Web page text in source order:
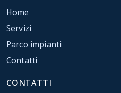
Home
Servizi
Parco impianti
Contatti
CONTATTI